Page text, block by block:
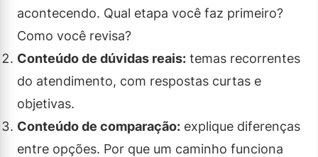
acontecendo. Qual etapa você faz primeiro?
Como você revisa?
Conteúdo de dúvidas reais: temas recorrentes
do atendimento, com respostas curtas e
objetivas.
Conteúdo de comparação: explique diferenças
entre opções. Por que um caminho funciona